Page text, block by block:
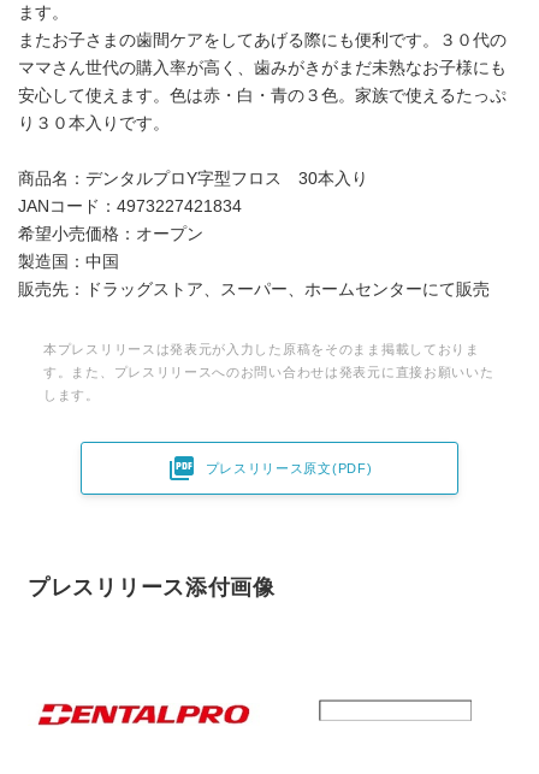
ます。
またお子さまの歯間ケアをしてあげる際にも便利です。３０代の
ママさん世代の購入率が高く、歯みがきがまだ未熟なお子様にも
安心して使えます。色は赤・白・青の３色。家族で使えるたっぷ
り３０本入りです。
商品名：デンタルプロY字型フロス 30本入り
JANコード：4973227421834
希望小売価格：オープン
製造国：中国
販売先：ドラッグストア、スーパー、ホームセンターにて販売
本プレスリリースは発表元が入力した原稿をそのまま掲載しておりま
す。また、プレスリリースへのお問い合わせは発表元に直接お願いいた
します。
 プレスリリース原文(PDF)
プレスリリース添付画像